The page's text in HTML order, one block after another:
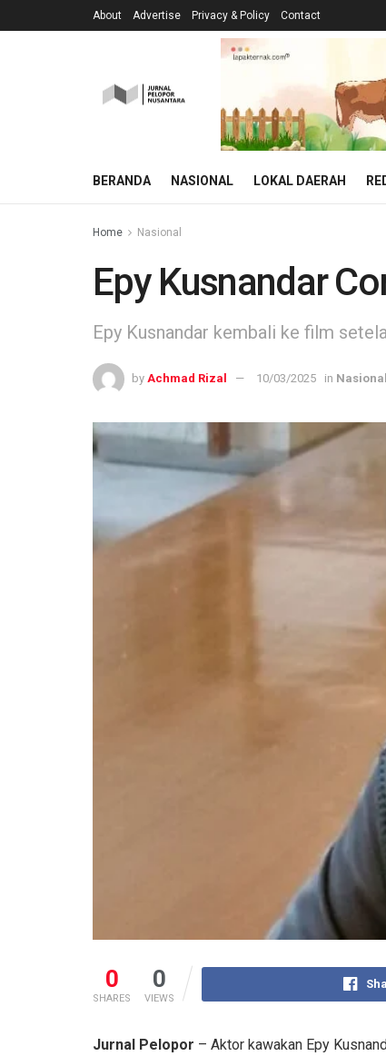
About Advertise Privacy & Policy Contact
BERANDA NASIONAL LOKAL DAERAH
Home Nasional
Epy Kusnandar
Epy Kusnandar kembali ke film
by Achmad Rizal 10/03/2025 in Nasional
0
SHARES
0
VIEWS
Jurnal Pelopor – Aktor kawakan Epy